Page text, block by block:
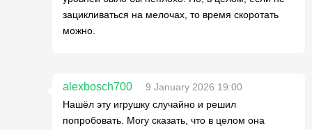
зацикливаться на мелочах, то время скоротать
можно.
alexbosch700
9 January 2026 19:00
Нашёл эту игрушку случайно и решил
попробовать. Могу сказать, что в целом она